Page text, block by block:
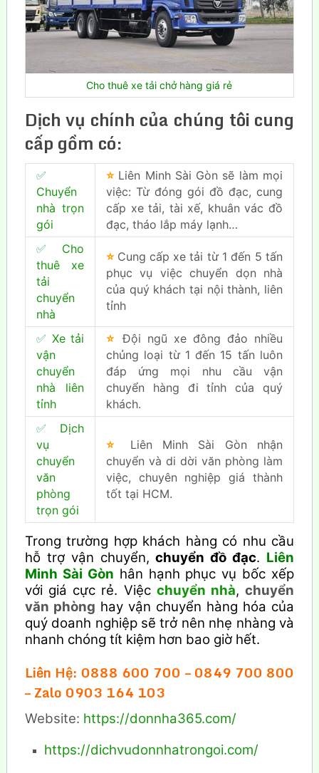
Cho thuê xe tải chở hàng giá rẻ
Dịch vụ chính của chúng tôi cung
cấp gồm có:
✅
Chuyển
nhà trọn
gói
⭐ Liên Minh Sài Gòn sẽ làm mọi
việc: Từ đóng gói đồ đạc, cung
cấp xe tải, tài xế, khuân vác đồ
đạc, tháo lắp máy lạnh…
✅
Cho
thuê xe
tải
chuyển
nhà
⭐ Cung cấp xe tải từ 1 đến 5 tấn
phục vụ việc chuyển dọn nhà
của quý khách tại nội thành, liên
tỉnh
✅ Xe tải
vận
chuyển
nhà liên
tỉnh
⭐Đội ngũ xe đông đảo nhiều
chủng loại từ 1 đến 15 tấn luôn
đáp ứng mọi nhu cầu vận
chuyển hàng đi tỉnh của quý
khách.
✅
Dịch
vụ
chuyển
văn
phòng
trọn gói
⭐ Liên Minh Sài Gòn nhận
chuyển và di dời văn phòng làm
việc, chuyên nghiệp giá thành
tốt tại HCM.
Trong trường hợp khách hàng có nhu cầu
hỗ trợ vận chuyển,chuyển đồ đạc. Liên
Minh Sài Gòn hân hạnh phục vụ bốc xếp
với giá cực rẻ. Việc chuyển nhà,chuyển
văn phòng hay vận chuyển hàng hóa của
quý doanh nghiệp sẽ trở nên nhẹ nhàng và
nhanh chóng tít kiệm hơn bao giờ hết.
Liên Hệ: 0888 600 700 – 0849 700 800
– Zalo 0903 164 103
Website: https://donnha365.com/
https://dichvudonnhatrongoi.com/